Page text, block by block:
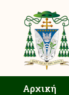
Αρχική